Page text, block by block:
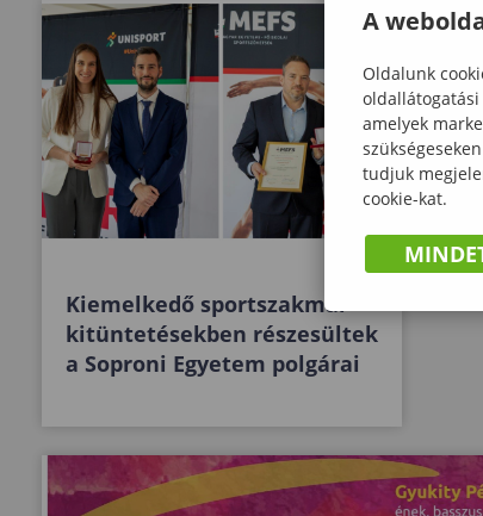
Kiemelkedő sportszakmai
kitüntetésekben részesültek
a Soproni Egyetem polgárai
A
Oldalunk
amelyek
tudjuk
cookie-kat.